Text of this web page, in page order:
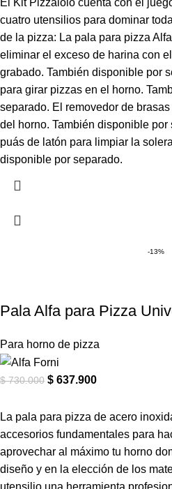
El Kit Pizzaiolo cuenta con el
cuatro utensilios para dominar
de la pizza: La pala para pizza
eliminar el exceso de harina con
grabado. También disponible por
para girar pizzas en el horno.
separado. El removedor de
del horno. También disponible
puás de latón para limpiar la
disponible por separado.
-13%
Pala Alfa para Pizza
Para horno de pizza
$730.000 $ 637.900
La pala para pizza de acero
accesorios fundamentales para
aprovechar al máximo tu horno
diseño y en la elección de los
utensilio una herramienta